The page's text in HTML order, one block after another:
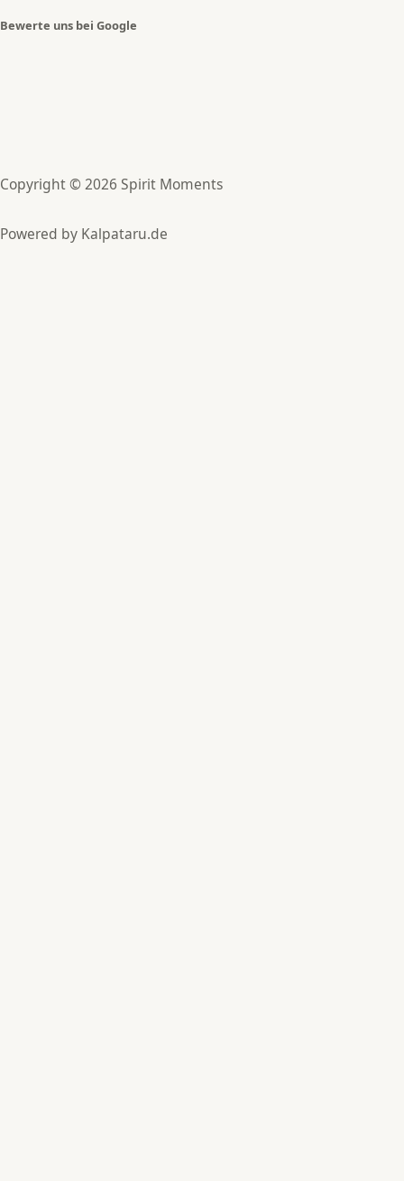
Bewerte uns bei Google
Copyright © 2026 Spirit Moments
Powered by Kalpataru.de